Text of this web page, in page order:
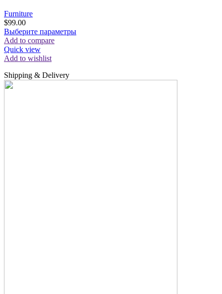
Furniture
$99.00
Выберите параметрыЭтот
Add to compare
Quick view
Add to wishlist
Shipping & Delivery